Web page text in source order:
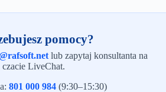
pomocy?
lub zapytaj konsultanta na
czacie LiveChat.
801 000 984(9:30–15:30)